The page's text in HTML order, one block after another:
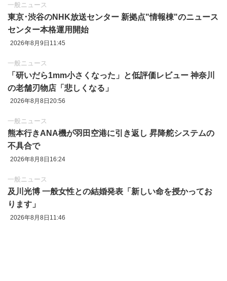
一般ニュース
東京‪･‬渋谷のNHK放送センター 新拠点"情報棟"のニュース
センター本格運用開始
2026年8月9日11:45
一般ニュース
「研いだら1mm小さくなった」と低評価レビュー 神奈川
の老舗刃物店「悲しくなる」
2026年8月8日20:56
一般ニュース
熊本行きANA機が羽田空港に引き返し 昇降舵システムの
不具合で
2026年8月8日16:24
一般ニュース
及川光博 一般女性との結婚発表「新しい命を授かってお
ります」
2026年8月8日11:46